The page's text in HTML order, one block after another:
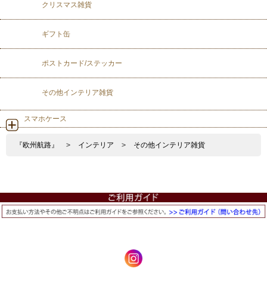
クリスマス雑貨
ギフト缶
ポストカード/ステッカー
その他インテリア雑貨
スマホケース
『欧州航路』 > インテリア > その他インテリア雑貨